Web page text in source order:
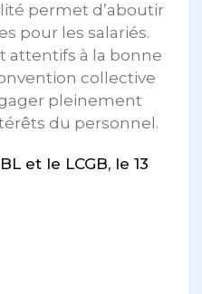
permet d’aboutir
pour les salariés.
attentifs à la bonne
collective
pleinement
du personnel.
et le LCGB, le 13